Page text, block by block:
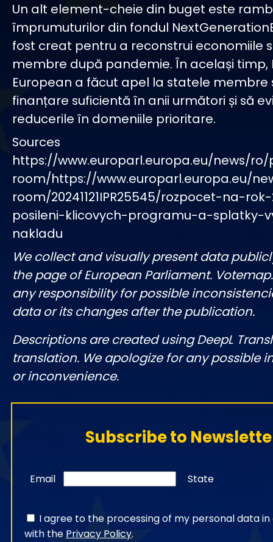
Un alt element-cheie din buget este
împrumuturilor din fondul
fost creat pentru a reconstrui economiile
membre după pandemie. În același timp,
European a făcut apel la statele membre
finanțare suficientă în anii următori și să
reducerile în domeniile prioritare.
Sources
https://www.europarl.europa.eu/news/
room/https://www.europarl.europa.eu/
room/20241121IPR25545/rozpocet-na-
posileni-klicovych-programu-a-splatky-
nakladu
We collect and visually present data
the page of European Parliament.
any responsibility for possible
data or its changes after the publication.
Descriptions are created using DeepL
translation. We apologize for any possible
or inconvenience.
Subscribe to
Email State
I agree to the processing of my personal data
with the Privacy Policy.